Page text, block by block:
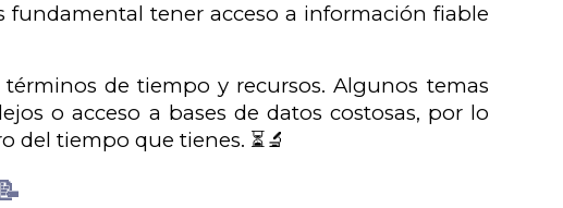
tener acceso a información fiable
de tiempo y recursos. Algunos temas
o acceso a bases de datos costosas, por lo
del tiempo que tienes. ⏳🔬